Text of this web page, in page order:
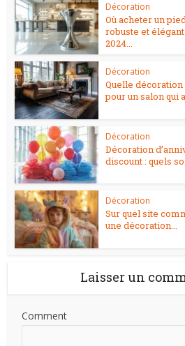
Décoration
Où acheter un
robuste et
2024...
Décoration
Quelle
pour un salon qui
Décoration
Décoration
discount : quels
Décoration
Sur quel site
une décoration...
Laisser un
Comment